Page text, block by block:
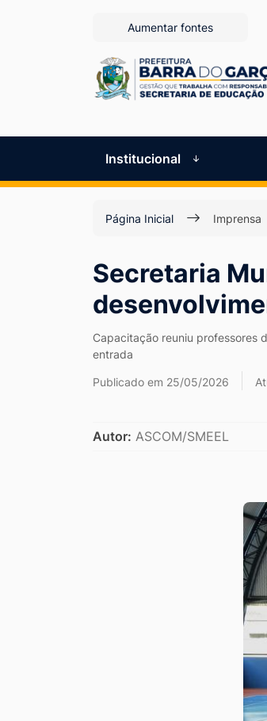
Seção
de
atalhos
links
de
o
conteúdo
[alt+1]
para
o
[alt+2]
para
a
busca
[alt+3]
para
rodapé
Aumentar fontes
Institucional
Página Inicial Imprensa
Secretaria
Capacitação reuniu professores
entrada
Publicado em 25/05/2026
Autor: ASCOM/SMEEL